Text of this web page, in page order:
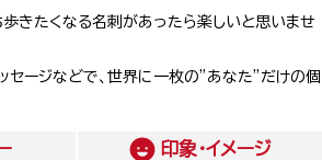
歩きたくなる名刺があったら楽しいと思いませ
セージなどで、世界に一枚の”あなた”だけの個
印象・イメージ